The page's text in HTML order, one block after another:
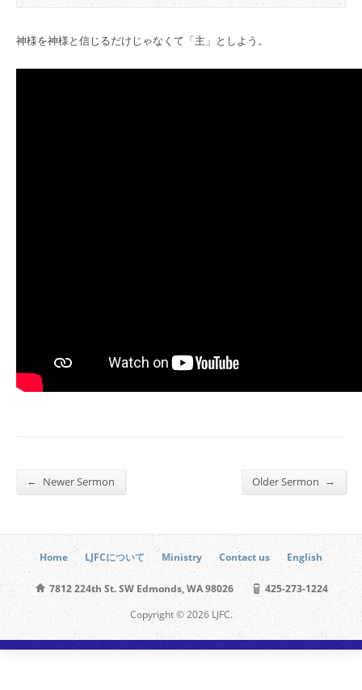
神様を神様と信じるだけじゃなくて「主」としよう。
← Newer Sermon Older Sermon →
Home LJFCについて Ministry Contact us English
7812 224th St. SW Edmonds, WA 98026 425-273-1224
Copyright © 2026 LJFC.